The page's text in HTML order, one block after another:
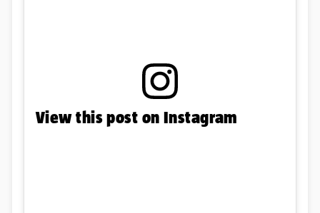
View this post on Instagram